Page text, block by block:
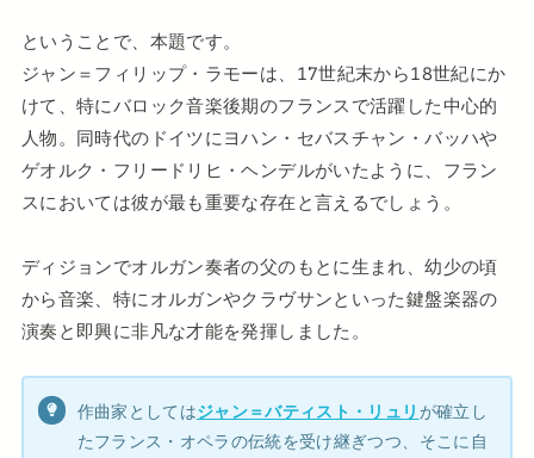
ということで、本題です。
ジャン＝フィリップ・ラモーは、17世紀末から18世紀にか
けて、特にバロック音楽後期のフランスで活躍した中心的
人物。同時代のドイツにヨハン・セバスチャン・バッハや
ゲオルク・フリードリヒ・ヘンデルがいたように、フラン
スにおいては彼が最も重要な存在と言えるでしょう。
ディジョンでオルガン奏者の父のもとに生まれ、幼少の頃
から音楽、特にオルガンやクラヴサンといった鍵盤楽器の
演奏と即興に非凡な才能を発揮しました。
作曲家としてはジャン＝バティスト・リュリ が確立し
たフランス・オペラの伝統を受け継ぎつつ、そこに自